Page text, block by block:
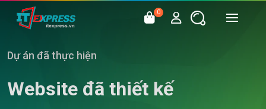
0
Dự án đã thực hiện
Website đã thiết kế